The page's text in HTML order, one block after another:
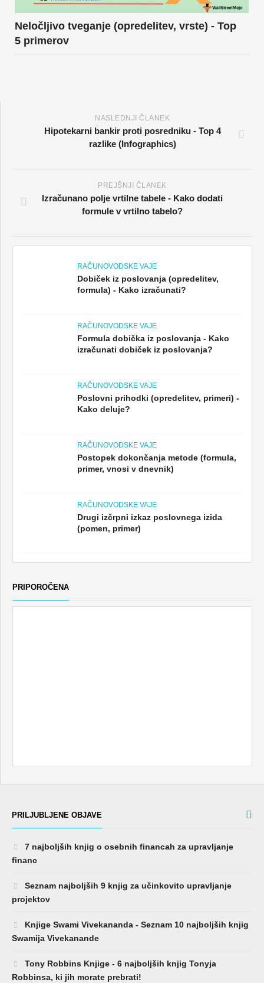
Neločljivo tveganje (opredelitev, vrste) - Top
5 primerov
NASLEDNJI ČLANEK
Hipotekarni bankir proti posredniku - Top 4
razlike (Infographics)
PREJŠNJI ČLANEK
Izračunano polje vrtilne tabele - Kako dodati
formule v vrtilno tabelo?
RAČUNOVODSKE VAJE
Dobiček iz poslovanja (opredelitev,
formula) - Kako izračunati?
RAČUNOVODSKE VAJE
Formula dobička iz poslovanja - Kako
izračunati dobiček iz poslovanja?
RAČUNOVODSKE VAJE
Poslovni prihodki (opredelitev, primeri) -
Kako deluje?
RAČUNOVODSKE VAJE
Postopek dokončanja metode (formula,
primer, vnosi v dnevnik)
RAČUNOVODSKE VAJE
Drugi izčrpni izkaz poslovnega izida
(pomen, primer)
PRIPOROČENA
PRILJUBLJENE OBJAVE
7 najboljših knjig o osebnih financah za upravljanje
financ
Seznam najboljših 9 knjig za učinkovito upravljanje
projektov
Knjige Swami Vivekananda - Seznam 10 najboljših knjig
Swamija Vivekanande
Tony Robbins Knjige - 6 najboljših knjig Tonyja
Robbinsa, ki jih morate prebrati!